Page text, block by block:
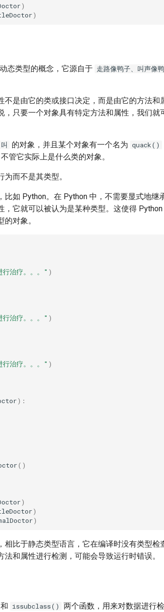
)
)
态类型的概念，它源自于 走路像鸭子、叫声像
不是由它的类或接口决定，而是由它的方法和
，只要一个对象具有特定方法和属性，我们就
叫 的对象，并且某个对象有一个名为 quack()
不管它实际上是什么类的对象。
而不是其类型。
如 Python。在 Python 中，不需要显式地继
，它就可以被认为是某种类型。这使得
对象。
行治疗。。。" )
行治疗。。。" )
行治疗。。。" )
):
()
)
)
)
相比于静态类型语言，它在编译时没有类型检
和属性进行检测，可能会导致运行时错误。
和 issubclass() 两个函数，用来对数据进行检